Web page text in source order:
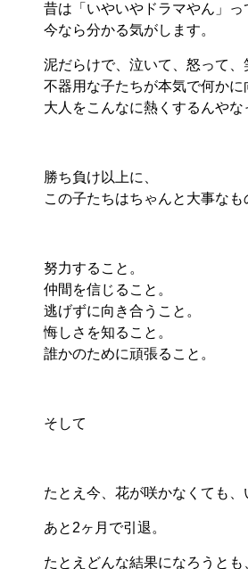
昔は「いやいやドラマやん」っ
今なら分かる気がします。
泥だらけで、泣いて、怒って、
不器用な子たちが本気で何かに
大人をこんなに熱くするんやな
勝ち負け以上に、
この子たちはちゃんと大事なも
努力すること。
仲間を信じること。
逃げずに向き合うこと。
悔しさを知ること。
誰かのために頑張ること。
そして
たとえ今、花が咲かなくても、
あと2ヶ月で引退。
たとえどんな結果になろうとも